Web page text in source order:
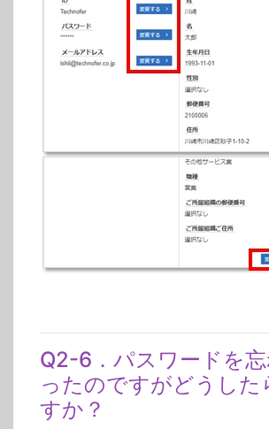
Q2-6．パスワードを忘
ったのですがどうした
すか？